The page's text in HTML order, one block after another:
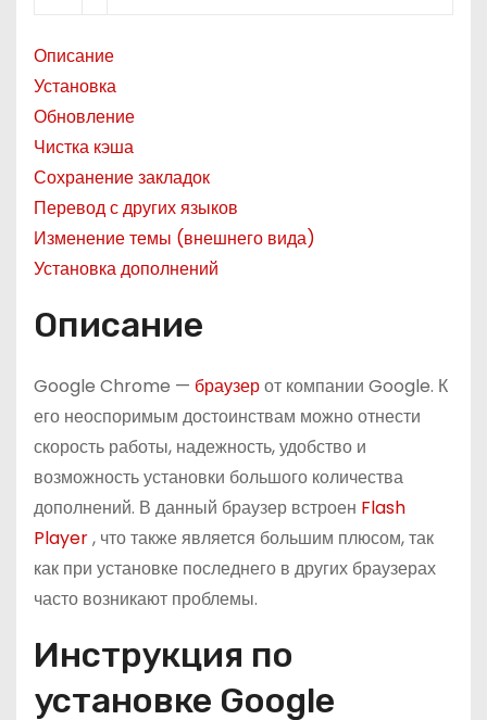
Описание
Установка
Обновление
Чистка кэша
Сохранение закладок
Перевод с других языков
Изменение темы (внешнего вида)
Установка дополнений
Описание
Google Chrome — браузерот компании Google. К
его неоспоримым достоинствам можно отнести
скорость работы, надежность, удобство и
возможность установки большого количества
дополнений. В данный браузер встроен Flash
Player, что также является большим плюсом, так
как при установке последнего в других браузерах
часто возникают проблемы.
Инструкция по
установке Google